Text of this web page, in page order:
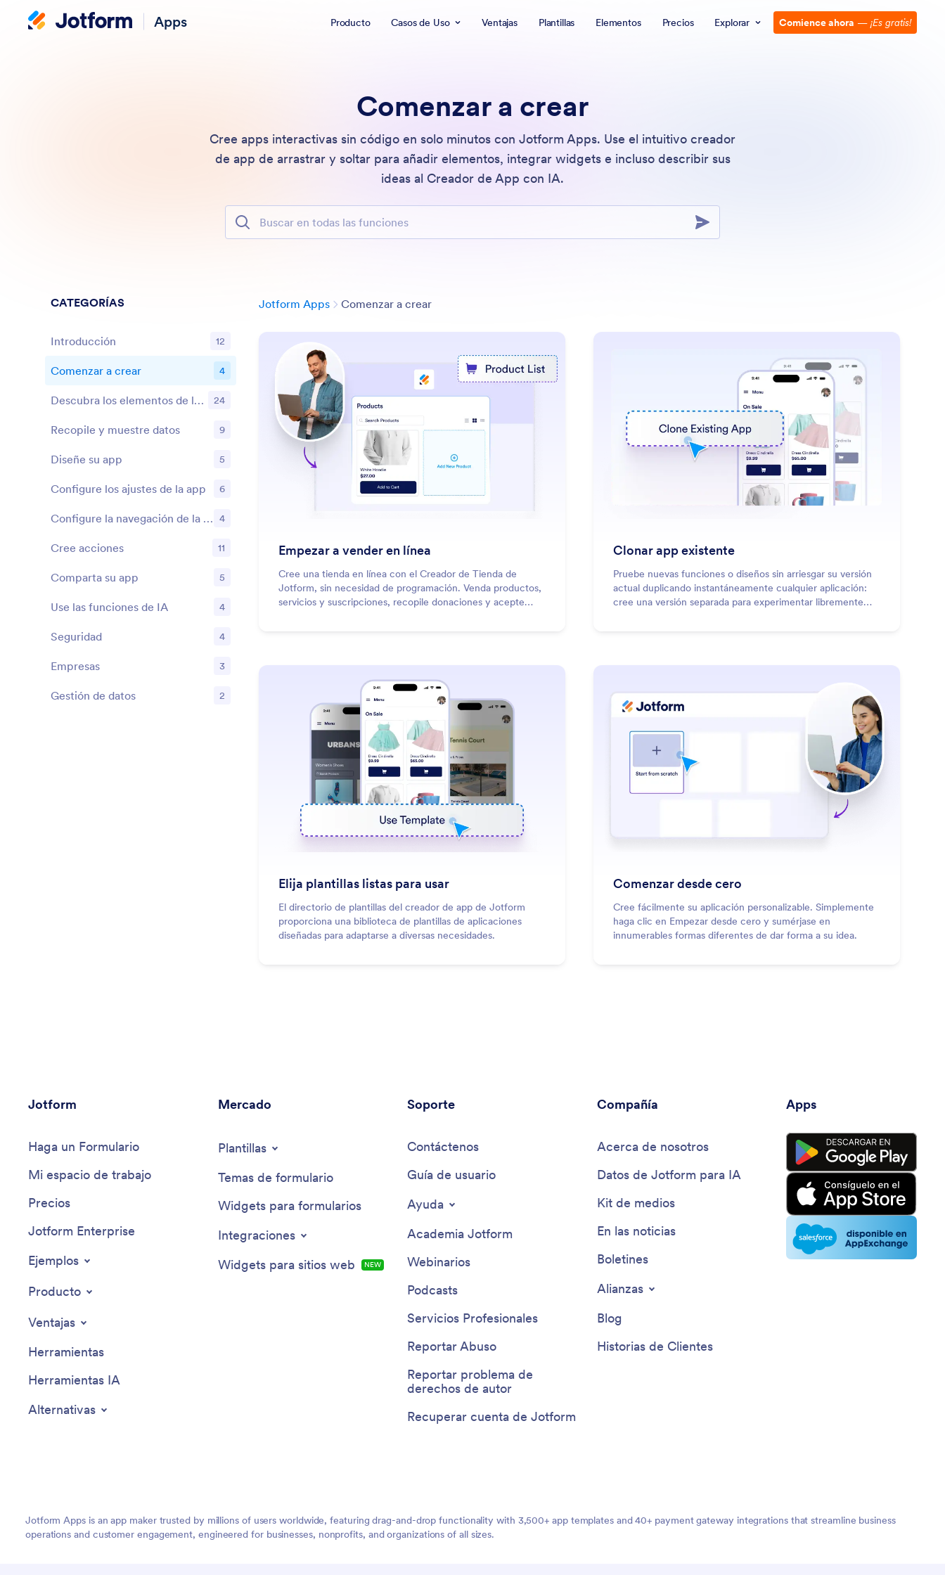
Apps Producto Casos de Uso Ventajas Plantillas Elementos Precios Explorar Comience ahora — ¡Es gratis!
Comenzar a crear
Cree apps interactivas sin código en solo minutos con Jotform Apps. Use el intuitivo creador
de app de arrastrar y soltar para añadir elementos, integrar widgets e incluso describir sus
ideas al Creador de App con IA.
Buscar en todas las funciones
Jotform Apps Comenzar a crearCategoría
Saber más : Start Selling Online
Empezar a vender en línea
Cree una tienda en línea con el Creador de Tienda de
Jotform, sin necesidad de programación. Venda productos,
servicios y suscripciones, recopile donaciones y acepte
Saber más: Clone Existing App
Clonar app existente
Pruebe nuevas funciones o diseños sin arriesgar su versión
actual duplicando instantáneamente cualquier aplicación:
cree una versión separada para experimentar libremente
Saber más : Choose Ready-To-Use Templates
Elija plantillas listas para usar
El directorio de plantillas del creador de app de Jotform
proporciona una biblioteca de plantillas de aplicaciones
diseñadas para adaptarse a diversas necesidades.
: Start from Scratch
Comenzar desde cero
Cree fácilmente su aplicación personalizable. Simplemente
haga clic en Empezar desde cero y sumérjase en
innumerables formas diferentes de dar forma a su idea.
CATEGORÍAS
Introducción 12
Ventajas
Comenzar a crear 4
Ventajas Descubra los elementos de la app 24
Ventajas
Recopile y muestre datos 9
Ventajas
Diseñe su app 5
Ventajas
Configure los ajustes de la app 6
Ventajas Configure la navegación de la app 4
Ventajas
Cree acciones 11
Ventajas
Comparta su app 5
Ventajas
Use las funciones de IA 4
Ventajas
Seguridad 4
Ventajas
Empresas 3
Ventajas
Gestión de datos 2
Jotform
Haga un Formulario
Mi espacio de trabajo
Precios
Jotform Enterprise
Ejemplos
Producto
Ventajas
Herramientas
Herramientas IA
Alternativas
Mercado
Plantillas
Temas de formulario
Widgets para formularios
Integraciones
Widgets para sitios web
NUEVA
Soporte
Contáctenos
Guía de usuario
Ayuda
Academia Jotform
Webinarios
Podcasts
Servicios Profesionales
Reportar Abuso
Reportar problema de
derechos de autor
Recuperar cuenta de Jotform
Compañía
Acerca de nosotros
Datos de Jotform para IA
Kit de medios
En las noticias
Boletines
Alianzas
Blog
Historias de Clientes
Apps
Jotform Apps is an app maker trusted by millions of users worldwide, featuring drag-and-drop functionality with 3,500+ app templates and 40+ payment gateway integrations that streamline business
operations and customer engagement, engineered for businesses, nonprofits, and organizations of all sizes.